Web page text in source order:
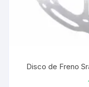
Disco de Freno